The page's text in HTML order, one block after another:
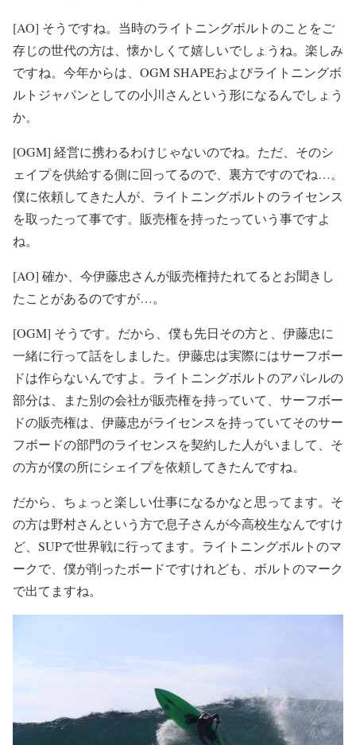
[AO] そうですね。当時のライトニングボルトのことをご
存じの世代の方は、懐かしくて嬉しいでしょうね。楽しみ
ですね。今年からは、OGM SHAPEおよびライトニングボ
ルトジャパンとしての小川さんという形になるんでしょう
か。
[OGM] 経営に携わるわけじゃないのでね。ただ、そのシ
ェイプを供給する側に回ってるので、裏方ですのでね…。
僕に依頼してきた人が、ライトニングボルトのライセンス
を取ったって事です。販売権を持ったっていう事ですよ
ね。
[AO] 確か、今伊藤忠さんが販売権持たれてるとお聞きし
たことがあるのですが…。
[OGM] そうです。だから、僕も先日その方と、伊藤忠に
一緒に行って話をしました。伊藤忠は実際にはサーフボー
ドは作らないんですよ。ライトニングボルトのアパレルの
部分は、また別の会社が販売権を持っていて、サーフボー
ドの販売権は、伊藤忠がライセンスを持っていてそのサー
フボードの部門のライセンスを契約した人がいまして、そ
の方が僕の所にシェイプを依頼してきたんですね。
だから、ちょっと楽しい仕事になるかなと思ってます。そ
の方は野村さんという方で息子さんが今高校生なんですけ
ど、SUPで世界戦に行ってます。ライトニングボルトのマ
ークで、僕が削ったボードですけれども、ボルトのマーク
で出てますね。